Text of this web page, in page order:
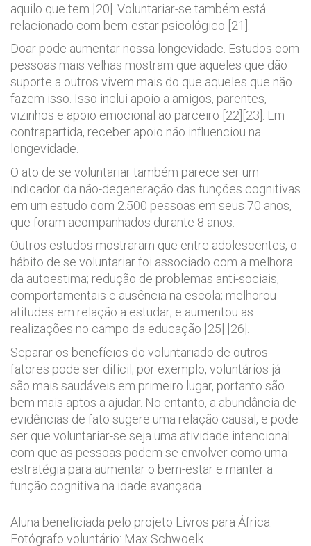
aquilo que tem [20]. Voluntariar-se também está
relacionado com bem-estar psicológico [21].
Doar pode aumentar nossa longevidade. Estudos com
pessoas mais velhas mostram que aqueles que dão
suporte a outros vivem mais do que aqueles que não
fazem isso. Isso inclui apoio a amigos, parentes,
vizinhos e apoio emocional ao parceiro [22][23]. Em
contrapartida, receber apoio não influenciou na
longevidade.
O ato de se voluntariar também parece ser um
indicador da não-degeneração das funções cognitivas
em um estudo com 2.500 pessoas em seus 70 anos,
que foram acompanhados durante 8 anos.
Outros estudos mostraram que entre adolescentes, o
hábito de se voluntariar foi associado com a melhora
da autoestima; redução de problemas anti-sociais,
comportamentais e ausência na escola; melhorou
atitudes em relação a estudar; e aumentou as
realizações no campo da educação [25] [26].
Separar os benefícios do voluntariado de outros
fatores pode ser difícil; por exemplo, voluntários já
são mais saudáveis em primeiro lugar, portanto são
bem mais aptos a ajudar. No entanto, a abundância de
evidências de fato sugere uma relação causal, e pode
ser que voluntariar-se seja uma atividade intencional
com que as pessoas podem se envolver como uma
estratégia para aumentar o bem-estar e manter a
função cognitiva na idade avançada.
Aluna beneficiada pelo projeto Livros para África.
Fotógrafo voluntário: Max Schwoelk